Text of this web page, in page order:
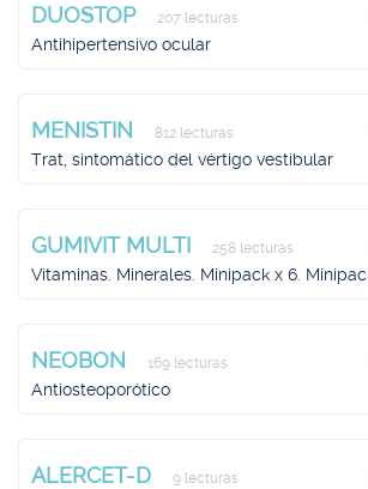
DUOSTOP 207 lecturas
Antihipertensivo ocular
MENISTIN 812 lecturas
Trat, sintomático del vértigo vestibular
GUMIVIT MULTI 258 lecturas
Vitaminas. Minerales. Minipack x 6.
NEOBON 169 lecturas
Antiosteoporótico
ALERCET-D 9 lecturas